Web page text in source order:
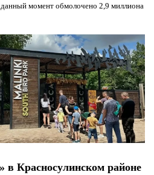
момент обмолочено 2,9 миллиона
Красносулинском районе